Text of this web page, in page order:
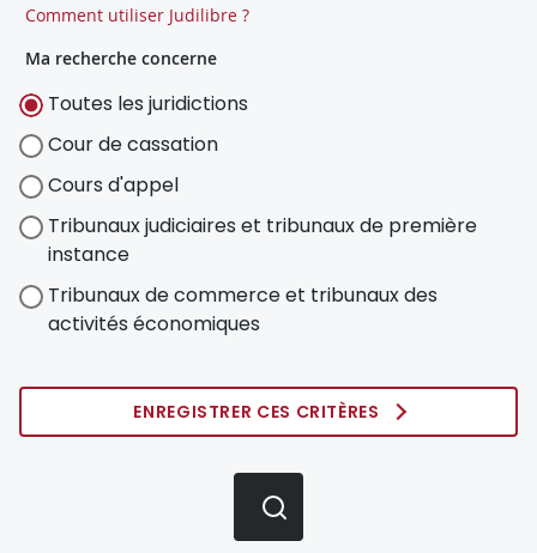
Comment utiliser Judilibre ?
Ma recherche concerne
Toutes les juridictions
Cour de cassation
Cours d'appel
Tribunaux judiciaires et tribunaux de première
instance
Tribunaux de commerce et tribunaux des
activités économiques
ENREGISTRER CES CRITÈRES